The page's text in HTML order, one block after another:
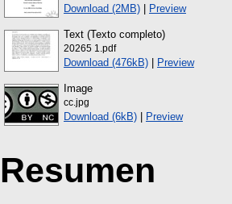
Download (2MB) | Preview
Text (Texto completo)
20265 1.pdf
Download (476kB) | Preview
Image
cc.jpg
Download (6kB) | Preview
Resumen